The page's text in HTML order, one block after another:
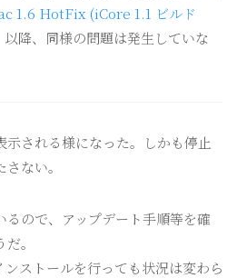
1.6 HotFix (iCore 1.1 ビルド
降、同様の問題は発生していな
示される様になった。しかも停止
ない。
ので、アップデート手順等を確
。
ストールを行っても状況は変わら